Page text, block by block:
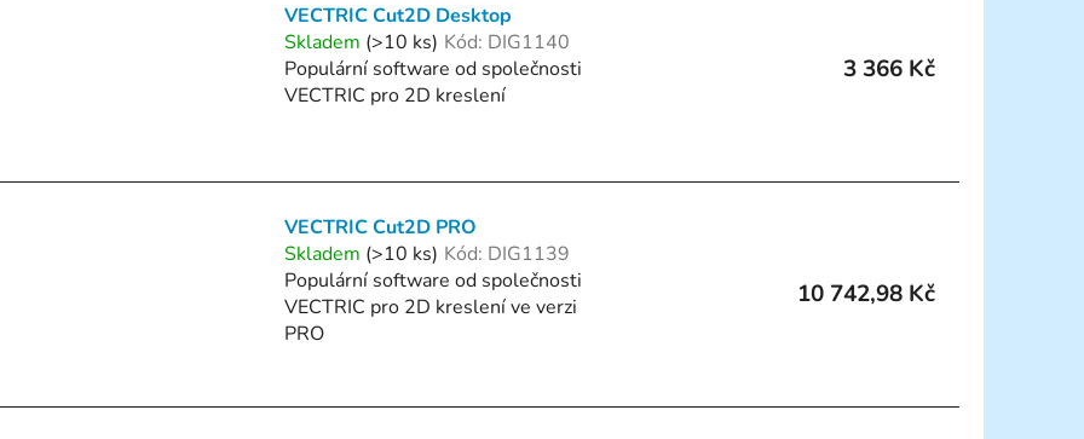
VECTRIC Cut2D Desktop
Skladem (>10 ks) Kód: DIG1140
Populární software od společnosti
VECTRIC pro 2D kreslení
3 366 Kč
VECTRIC Cut2D PRO
Skladem (>10 ks) Kód: DIG1139
Populární software od společnosti
VECTRIC pro 2D kreslení ve verzi
PRO
10 742,98 Kč